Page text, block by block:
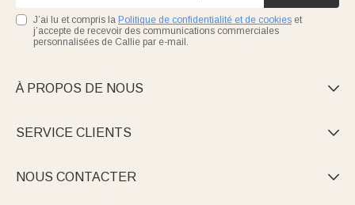
J’ai lu et compris la Politique de confidentialité et de cookies et
j’accepte de recevoir des communications commerciales
personnalisées de Callie par e-mail.
À PROPOS DE NOUS 
SERVICE CLIENTS 
NOUS CONTACTER 